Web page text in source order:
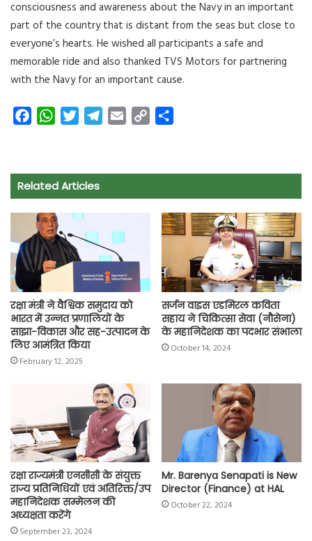
consciousness and awareness about the Navy in an important
part of the country that is distant from the seas but close to
everyone’s hearts. He wished all participants a safe and
memorable ride and also thanked TVS Motors for partnering
with the Navy for an important cause.
e
b
o
k
W
t
s
p
p
t
t
r
e
m
i
y
r
Related Articles
रक्षा मंत्री ने वैश्विक समुदाय को
भारत में उन्नत प्रणालियों के
साझा-विकास और सह-उत्पादन के
लिए आमंत्रित किया
February 12, 2025
सर्जन वाइस एडमिरल कविता
सहाय ने चिकित्सा सेवा (नौसेना)
के महानिदेशक का पदभार संभाला
October 14, 2024
रक्षा राज्यमंत्री एनसीसी के संयुक्त
राज्य प्रतिनिधियों एवं अतिरिक्त/उप
महानिदेशक सम्मेलन की
अध्यक्षता करेंगे
September 23, 2024
Mr. Barenya Senapati is New
Director (Finance) at HAL
October 22, 2024